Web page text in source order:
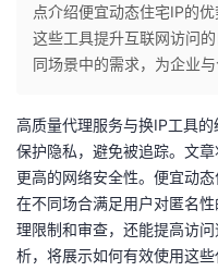
个
主
页
的
开
发
我
的
开
我
的
我
点介绍便宜动态住宅IP的
这些工具提升互联网访问
同场景中的需求，为企业
高质量代理服务与换IP工具
保护隐私，避免被追踪。文
更高的网络安全性。便宜动
在不同场合满足用户对匿名
理限制和审查，还能提高访
析，将展示如何有效使用这